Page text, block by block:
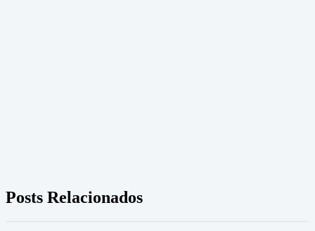
Posts Relacionados